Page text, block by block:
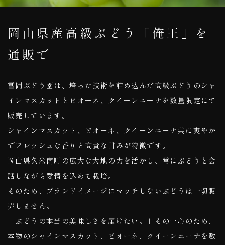
岡山県産高級ぶどう「俺王」を
通販で
冨岡ぶどう園は、培った技術を詰め込んだ高級ぶどうのシャ
インマスカットとピオーネ、クイーンニーナを数量限定にて
販売しています。
シャインマスカット、ピオーネ、クイーンニーナ共に爽やか
でフレッシュな香りと高貴な甘みが特徴です。
岡山県久米南町の広大な大地の力を活かし、常にぶどうと会
話しながら愛情を込めて栽培。
そのため、ブランドイメージにマッチしないぶどうは一切販
売しません。
「ぶどうの本当の美味しさを届けたい。」その一心のため、
本物のシャインマスカット、ピオーネ、クイーンニーナを数